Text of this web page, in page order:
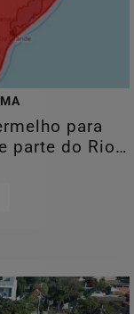
para
parte do Rio